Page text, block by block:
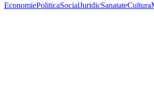
EconomiePoliticaSocialJuridicSanatateCultura